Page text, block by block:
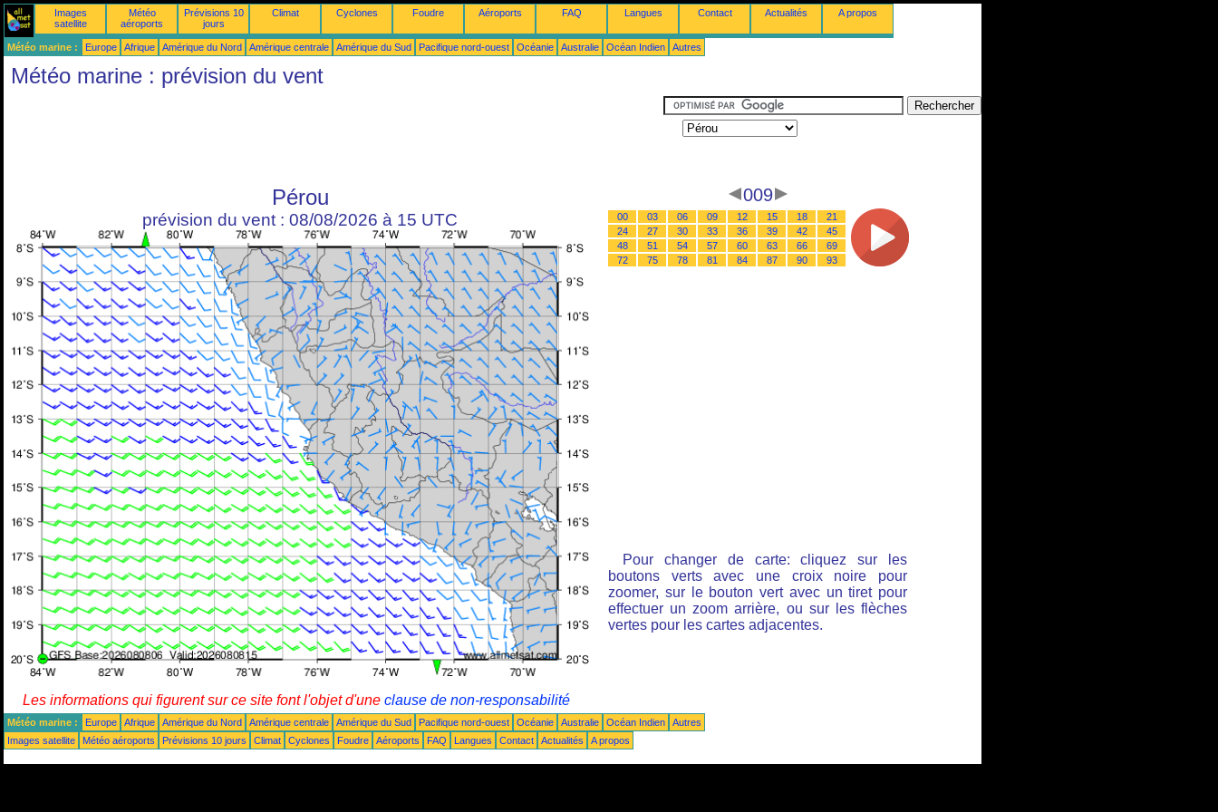
Images
satellite
Météo
aéroports
Prévisions 10
jours
Climat Cyclones Foudre Aéroports FAQ Langues Contact Actualités A propos
Météo marine : Europe Afrique Amérique du Nord Amérique centrale Amérique du Sud Pacifique nord-ouest Océanie Australie Océan Indien Autres
Météo marine : prévision du vent
Pérou
prévision du vent : 08/08/2026 à 15 UTC
009
00 03 06 09 12 15 18
21
24
27 30 33 36 39 42
45
48
51 54 57 60 63 66
69
72
75 78 81 84 87 90 93
Pour changer de carte: cliquez sur les
boutons verts avec une croix noire pour
zoomer, sur le bouton vert avec un tiret pour
effectuer un zoom arrière, ou sur les flèches
vertes pour les cartes adjacentes.
Les informations qui figurent sur ce site font l'objet d'une clause de non-responsabilité
Météo marine : Europe Afrique Amérique du Nord Amérique centrale Amérique du Sud Pacifique nord-ouest Océanie Australie Océan Indien
Autres
Images satellite
Météo aéroports Prévisions 10 jours Climat Cyclones Foudre Aéroports FAQ Langues Contact Actualités A propos